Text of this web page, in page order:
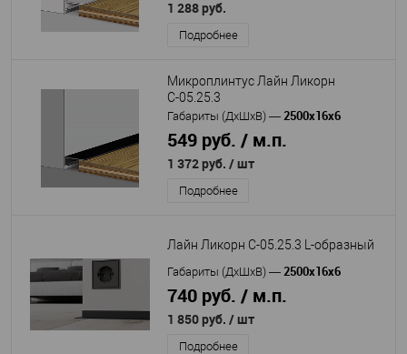
1 288 руб.
Подробнее
Микроплинтус Лайн Ликорн
С-05.25.3
Габариты (ДхШхВ) — 2500х16х6
549 руб. / м.п.
1 372 руб. / шт
Подробнее
Лайн Ликорн С-05.25.3 L-образный
Габариты (ДхШхВ) — 2500х16х6
740 руб. / м.п.
1 850 руб. / шт
Подробнее